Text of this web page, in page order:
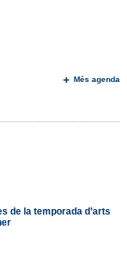
Més agenda
de la temporada d’arts